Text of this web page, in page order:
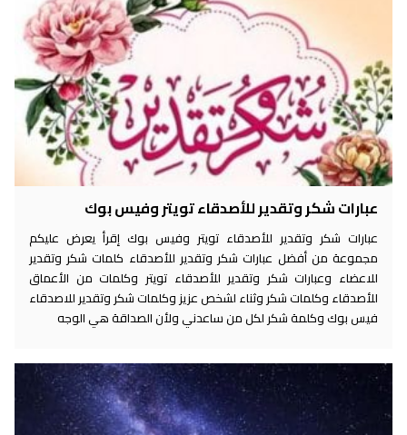
عبارات شكر وتقدير للأصدقاء تويتر وفيس بوك
عبارات شكر وتقدير للأصدقاء تويتر وفيس بوك إقرأ يعرض عليكم
مجموعة من أفضل عبارات شكر وتقدير للأصدقاء كلمات شكر وتقدير
للاعضاء وعبارات شكر وتقدير للأصدقاء تويتر وكلمات من الأعماق
للأصدقاء وكلمات شكر وثناء لشخص عزيز وكلمات شكر وتقدير للاصدقاء
فيس بوك وكلمة شكر لكل من ساعدني ولأن الصداقة هي الوجه